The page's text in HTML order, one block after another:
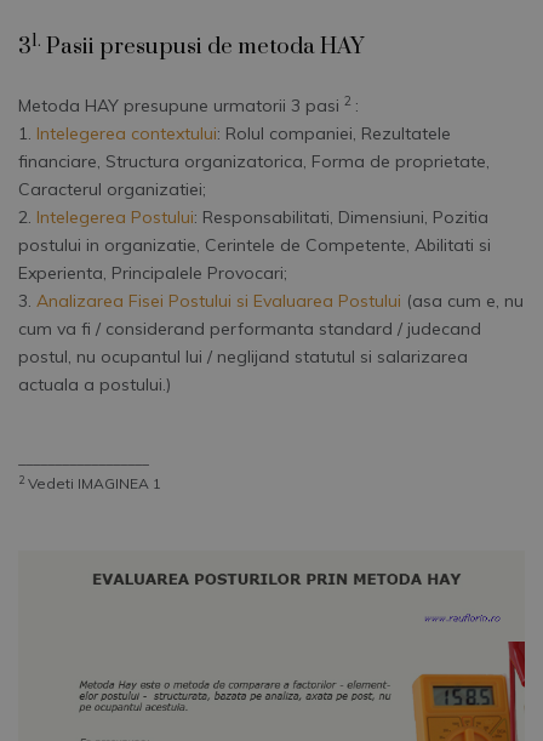
31. Pasii presupusi de metoda HAY
Metoda HAY presupune urmatorii 3 pasi 2 :
1. Intelegerea contextului: Rolul companiei, Rezultatele
financiare, Structura organizatorica, Forma de proprietate,
Caracterul organizatiei;
2. Intelegerea Postului: Responsabilitati, Dimensiuni, Pozitia
postului in organizatie, Cerintele de Competente, Abilitati si
Experienta, Principalele Provocari;
3. Analizarea Fisei Postului si Evaluarea Postului (asa cum e, nu
cum va fi / considerand performanta standard / judecand
postul, nu ocupantul lui / neglijand statutul si salarizarea
actuala a postului.)
2 Vedeti IMAGINEA 1